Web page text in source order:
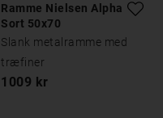
Ramme Nielsen Alpha
Sort 50x70
Slank metalramme med
træfiner
1009 kr